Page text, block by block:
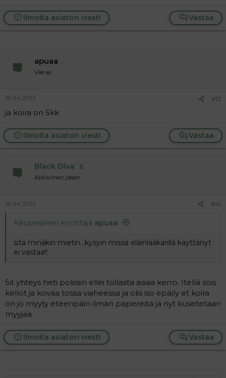
Vastaa
Ilmoita asiaton viesti
apuaa
Vieras
16.04.2012 #13
ja koira on 5kk
Vastaa
Ilmoita asiaton viesti
Black Diva´s
Aktiivinen jäsen
16.04.2012 #14
Alkuperäinen kirjoittaja apuaa:
sitä minäkin mietin...kysyin missä eläinlääkärillä käyttänyt
ei vastaa!!
Sit yhteys heti poliisiin ellei tollasta asiaa kerro. Itellä sois
kellot ja kovaa tossa vaiheessa ja olis iso epäily et koira
on jo myyty eteenpäin ilman papereita ja nyt kusetetaan
myyjää
Vastaa
Ilmoita asiaton viesti